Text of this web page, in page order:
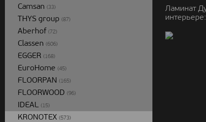
Ламинат
интерьере:
Camsan (33)
THYS group (87)
Aberhof (72)
Classen (606)
EGGER (168)
EuroHome (45)
FLOORPAN (165)
FLOORWOOD (96)
IDEAL (15)
KRONOTEX (573)